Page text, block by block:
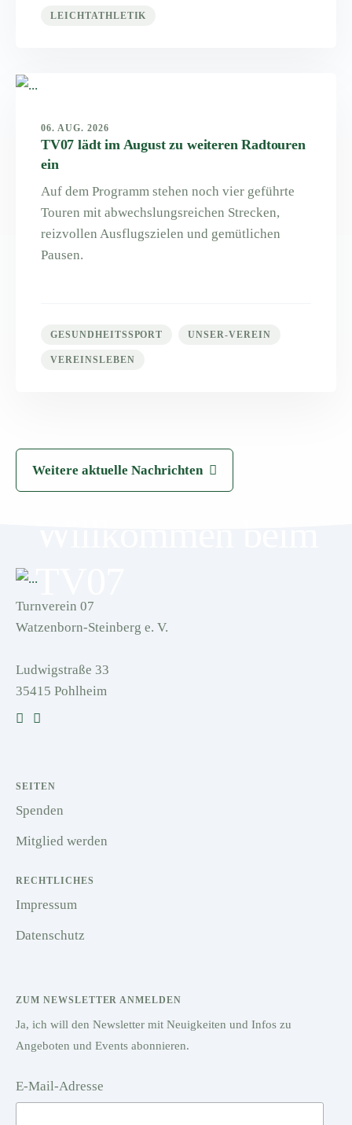
TV07
LEICHTATHLETIK
06. AUG. 2026
TV07 lädt im August zu weiteren Radtouren
ein
Auf dem Programm stehen noch vier geführte
Touren mit abwechslungsreichen Strecken,
reizvollen Ausflugszielen und gemütlichen
Pausen.
GESUNDHEITSSPORT UNSER-VEREIN
VEREINSLEBEN
Weitere aktuelle Nachrichten
Turnverein 07
Watzenborn-Steinberg e. V.
Ludwigstraße 33
35415 Pohlheim
SEITEN
Spenden
Mitglied werden
RECHTLICHES
Impressum
Datenschutz
ZUM NEWSLETTER ANMELDEN
Ja, ich will den Newsletter mit Neuigkeiten und Infos zu
Angeboten und Events abonnieren.
E-Mail-Adresse